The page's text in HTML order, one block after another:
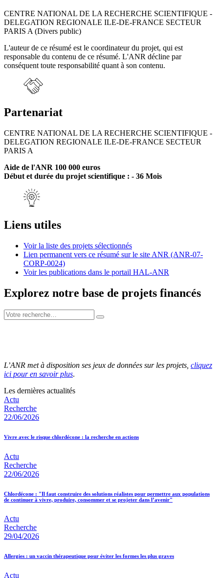
CENTRE NATIONAL DE LA RECHERCHE SCIENTIFIQUE -
DELEGATION REGIONALE ILE-DE-FRANCE SECTEUR
PARIS A (Divers public)
L'auteur de ce résumé est le coordinateur du projet, qui est
responsable du contenu de ce résumé. L'ANR décline par
conséquent toute responsabilité quant à son contenu.
Partenariat
CENTRE NATIONAL DE LA RECHERCHE SCIENTIFIQUE -
DELEGATION REGIONALE ILE-DE-FRANCE SECTEUR
PARIS A
Aide de l'ANR 100 000 euros
Début et durée du projet scientifique : - 36 Mois
Liens utiles
Voir la liste des projets sélectionnés
Lien permanent vers ce résumé sur le site ANR (ANR-07-
CORP-0024)
Voir les publications dans le portail HAL-ANR
Explorez notre base de projets financés
L’ANR met à disposition ses jeux de données sur les projets, cliquez
ici pour en savoir plus.
Les dernières actualités
Actu
Recherche
22/06/2026
Vivre avec le risque chlordécone : la recherche en actions
Actu
Recherche
22/06/2026
Chlordécone : "Il faut construire des solutions réalistes pour permettre aux populations
de continuer à vivre, produire, consommer et se projeter dans l’avenir"
Actu
Recherche
29/04/2026
Allergies : un vaccin thérapeutique pour éviter les formes les plus graves
Actu